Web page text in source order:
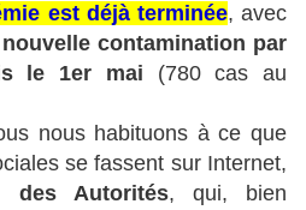
est déjà terminée, avec
contamination par
le 1er mai (780 cas au
nous habituons à ce que
se fassent sur Internet,
des Autorités, qui, bien